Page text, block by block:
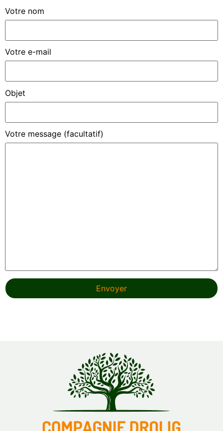
Votre nom
Votre e-mail
Objet
Votre message (facultatif)